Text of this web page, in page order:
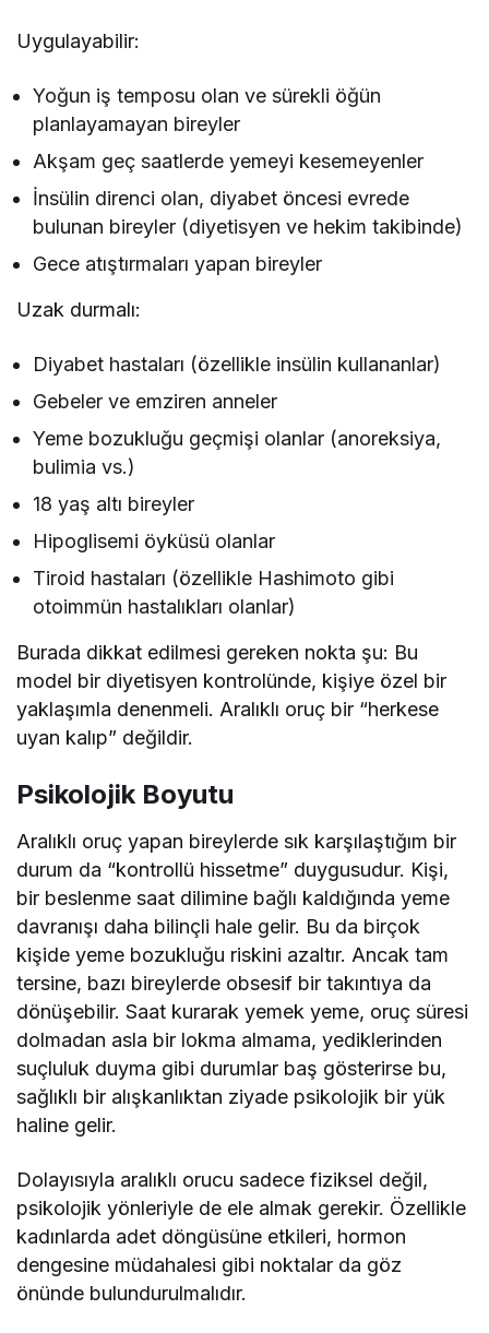
Uygulayabilir:
Yoğun iş temposu olan ve sürekli öğün
planlayamayan bireyler
Akşam geç saatlerde yemeyi kesemeyenler
İnsülin direnci olan, diyabet öncesi evrede
bulunan bireyler (diyetisyen ve hekim takibinde)
Gece atıştırmaları yapan bireyler
Uzak durmalı:
Diyabet hastaları (özellikle insülin kullananlar)
Gebeler ve emziren anneler
Yeme bozukluğu geçmişi olanlar (anoreksiya,
bulimia vs.)
18 yaş altı bireyler
Hipoglisemi öyküsü olanlar
Tiroid hastaları (özellikle Hashimoto gibi
otoimmün hastalıkları olanlar)
Burada dikkat edilmesi gereken nokta şu: Bu
model bir diyetisyen kontrolünde, kişiye özel bir
yaklaşımla denenmeli. Aralıklı oruç bir “herkese
uyan kalıp” değildir.
Psikolojik Boyutu
Aralıklı oruç yapan bireylerde sık karşılaştığım bir
durum da “kontrollü hissetme” duygusudur. Kişi,
bir beslenme saat dilimine bağlı kaldığında yeme
davranışı daha bilinçli hale gelir. Bu da birçok
kişide yeme bozukluğu riskini azaltır. Ancak tam
tersine, bazı bireylerde obsesif bir takıntıya da
dönüşebilir. Saat kurarak yemek yeme, oruç süresi
dolmadan asla bir lokma almama, yediklerinden
suçluluk duyma gibi durumlar baş gösterirse bu,
sağlıklı bir alışkanlıktan ziyade psikolojik bir yük
haline gelir.
Dolayısıyla aralıklı orucu sadece fiziksel değil,
psikolojik yönleriyle de ele almak gerekir. Özellikle
kadınlarda adet döngüsüne etkileri, hormon
dengesine müdahalesi gibi noktalar da göz
önünde bulundurulmalıdır.